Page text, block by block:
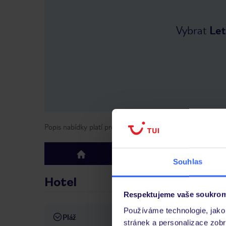
Souhlas
Respektujeme vaše
Používáme technologie,
stránek a personalizace
Vybrat
Popis nabídky platí pro odlety od 19 dubna 2026
top
Hotel
Pláž přibližně 300 m od pláže